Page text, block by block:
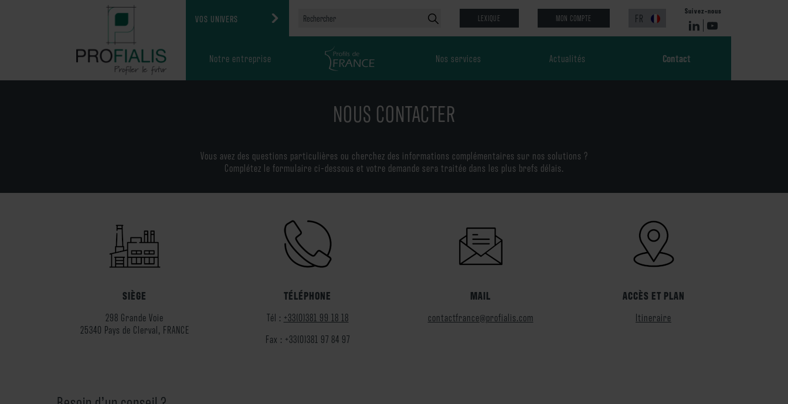
VOS UNIVERS
ASSEMBLEURS
PARTICULIERS
LEXIQUE MON COMPTE FR
Suivez-nous
Notre entreprise
Valeurs et missions
Nos services
Recyclage
Finitions et couleurs
Accompagnement et
Actualités Contact
NOUS CONTACTER
Vous avez des questions particulières ou cherchez des informations complémentaires sur nos solutions ?
Complétez le formulaire ci-dessous et votre demande sera traitée dans les plus brefs délais.
SIÈGE
298 Grande Voie
25340 Pays de Clerval, FRANCE
TÉLÉPHONE
Tél : +33(0)381 99 18 18
Fax : +33(0)381 97 84 97
MAIL
contactfrance@profialis.com
ACCÈS ET PLAN
Itineraire